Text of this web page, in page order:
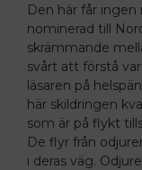
Den här får ingen
nominerad till
skrämmande
svårt att förstå
läsaren på
här skildringen
som är på flykt
De flyr från
i deras väg.